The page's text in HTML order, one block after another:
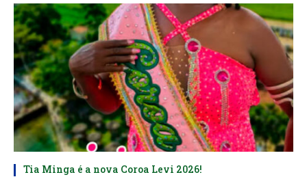
Tia Minga é a nova Coroa Levi 2026!